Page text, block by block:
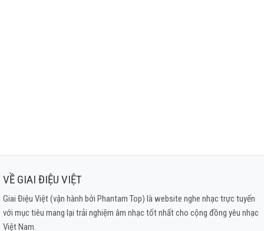
VỀ GIAI ĐIỆU VIỆT
Giai Điệu Việt (vận hành bởi Phantam Top) là website nghe nhạc trực tuyến
với mục tiêu mang lại trải nghiệm âm nhạc tốt nhất cho cộng đồng yêu nhạc
Việt Nam.